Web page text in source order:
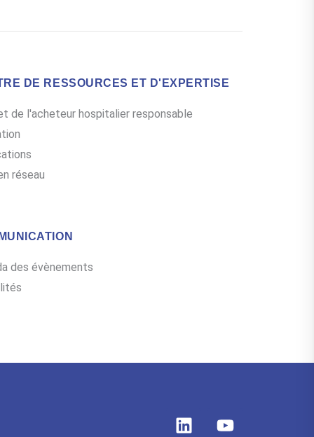
DE RESSOURCES ET D'EXPERTISE
de l'acheteur hospitalier responsable
réseau
des évènements
L
Y